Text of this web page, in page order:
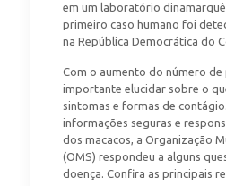
em um laboratório
primeiro caso humano foi
na República Democrática do
Com o aumento do número de
importante elucidar sobre o
sintomas e formas de
informações seguras e
dos macacos, a Organização
(OMS) respondeu a alguns
doença. Confira as principais